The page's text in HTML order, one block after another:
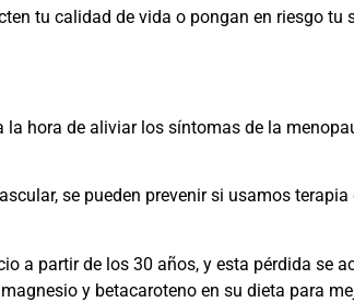
tu calidad de vida o pongan en riesgo
hora de aliviar los síntomas de la
se pueden prevenir si usamos
a partir de los 30 años, y esta pérdida se
y betacaroteno en su dieta para